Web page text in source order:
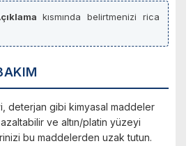
kısmında belirtmenizi rica
deterjan gibi kimyasal maddeler
azaltabilir ve altın/platin yüzeyi
bu maddelerden uzak tutun.